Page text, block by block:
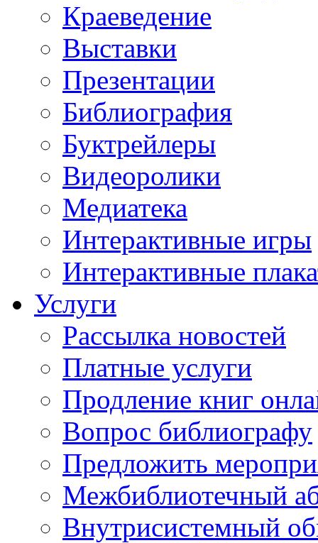
Краеведение
Выставки
Презентации
Библиография
Буктрейлеры
Видеоролики
Медиатека
Интерактивные игры
Интерактивные
Услуги
Рассылка новостей
Платные услуги
Продление книг
Вопрос библиографу
Предложить
Межбиблиотечный
Внутрисистемный